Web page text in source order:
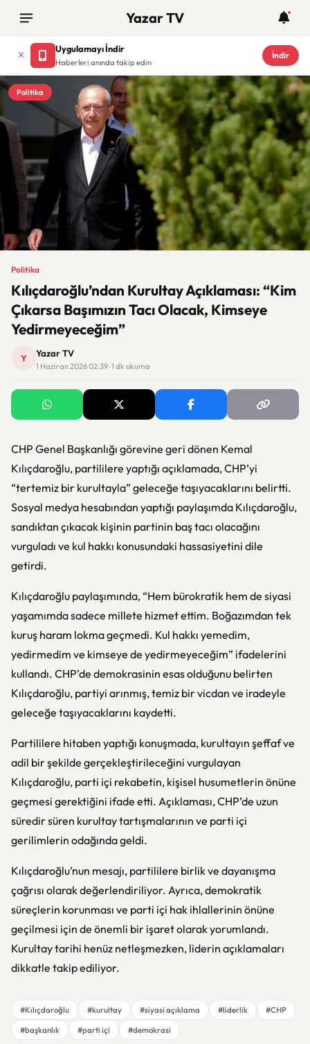
Yazar TV
Uygulamayı İndir
Haberleri anında takip edin
İndir
Politika
Politika
Kılıçdaroğlu’ndan Kurultay Açıklaması: “Kim
Çıkarsa Başımızın Tacı Olacak, Kimseye
Yedirmeyeceğim”
Y Yazar TV
1 Haziran 2026 02:39 · 1 dk okuma
CHP Genel Başkanlığı görevine geri dönen Kemal
Kılıçdaroğlu, partililere yaptığı açıklamada, CHP’yi
“tertemiz bir kurultayla” geleceğe taşıyacaklarını belirtti.
Sosyal medya hesabından yaptığı paylaşımda Kılıçdaroğlu,
sandıktan çıkacak kişinin partinin baş tacı olacağını
vurguladı ve kul hakkı konusundaki hassasiyetini dile
getirdi.
Kılıçdaroğlu paylaşımında, “Hem bürokratik hem de siyasi
yaşamımda sadece millete hizmet ettim. Boğazımdan tek
kuruş haram lokma geçmedi. Kul hakkı yemedim,
yedirmedim ve kimseye de yedirmeyeceğim” ifadelerini
kullandı. CHP’de demokrasinin esas olduğunu belirten
Kılıçdaroğlu, partiyi arınmış, temiz bir vicdan ve iradeyle
geleceğe taşıyacaklarını kaydetti.
Partililere hitaben yaptığı konuşmada, kurultayın şeffaf ve
adil bir şekilde gerçekleştirileceğini vurgulayan
Kılıçdaroğlu, parti içi rekabetin, kişisel husumetlerin önüne
geçmesi gerektiğini ifade etti. Açıklaması, CHP’de uzun
süredir süren kurultay tartışmalarının ve parti içi
gerilimlerin odağında geldi.
Kılıçdaroğlu’nun mesajı, partililere birlik ve dayanışma
çağrısı olarak değerlendiriliyor. Ayrıca, demokratik
süreçlerin korunması ve parti içi hak ihlallerinin önüne
geçilmesi için de önemli bir işaret olarak yorumlandı.
Kurultay tarihi henüz netleşmezken, liderin açıklamaları
dikkatle takip ediliyor.
#Kılıçdaroğlu #kurultay #siyasi açıklama #liderlik
#CHP
#başkanlık
#parti içi #demokrasi